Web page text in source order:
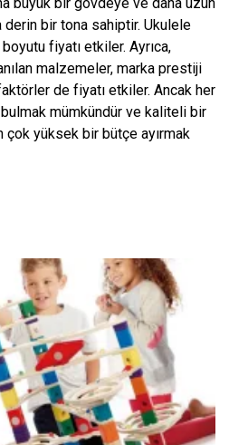
bir tona sahiptir. Ukulele
fiyatı etkiler. Ayrıca,
malzemeler, marka prestiji
de fiyatı etkiler. Ancak her
mümkündür ve kaliteli bir
yüksek bir bütçe ayırmak